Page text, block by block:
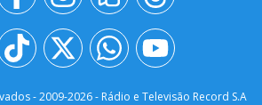
- 2009-2026- Rádio e Televisão Record S.A